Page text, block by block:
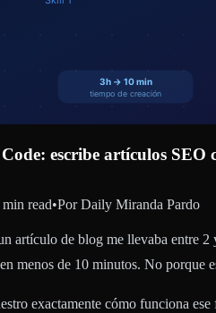
escribe artículos SEO
min read•Por Daily Miranda Pardo
artículo de blog me llevaba entre
menos de 10 minutos. No porque
exactamente cómo funciona